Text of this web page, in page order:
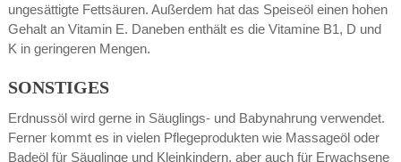
ungesättigte Fettsäuren. Außerdem hat das Speiseöl einen hohen
Gehalt an Vitamin E. Daneben enthält es die Vitamine B1, D und
K in geringeren Mengen.
SONSTIGES
Erdnussöl wird gerne in Säuglings- und Babynahrung verwendet.
Ferner kommt es in vielen Pflegeprodukten wie Massageöl oder
Badeöl für Säuglinge und Kleinkindern, aber auch für Erwachsene